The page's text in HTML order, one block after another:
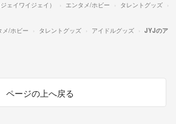
ェイワイジェイ） エンタメ/ホビー
タレントグッズ
メ/ホビー タレントグッズ アイドルグッズ
JYJのア
ページの上へ戻る